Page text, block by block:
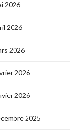
2026
2026
2026
2026
2026
2025